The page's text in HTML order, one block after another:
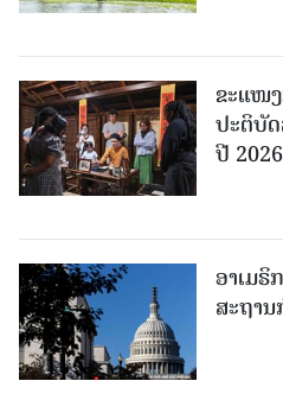
ຂະ​ແໜ
ປະ​ຕິ​ບັດ​
ປີ 2026
ອາເມຣິ
ສະຖາ